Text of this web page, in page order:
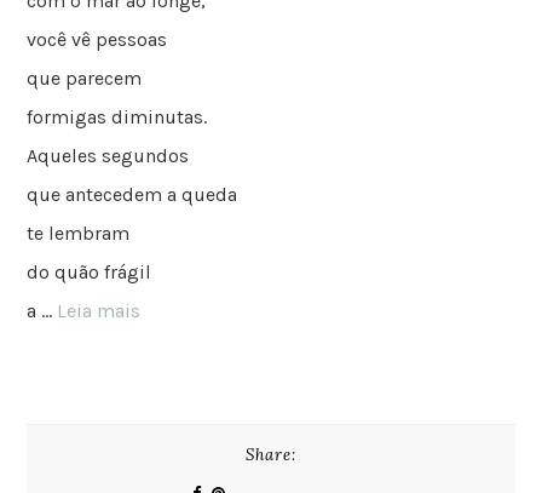
você vê pessoas
que parecem
formigas diminutas.
Aqueles segundos
que antecedem a queda
te lembram
do quão frágil
a … Leia mais
Share: